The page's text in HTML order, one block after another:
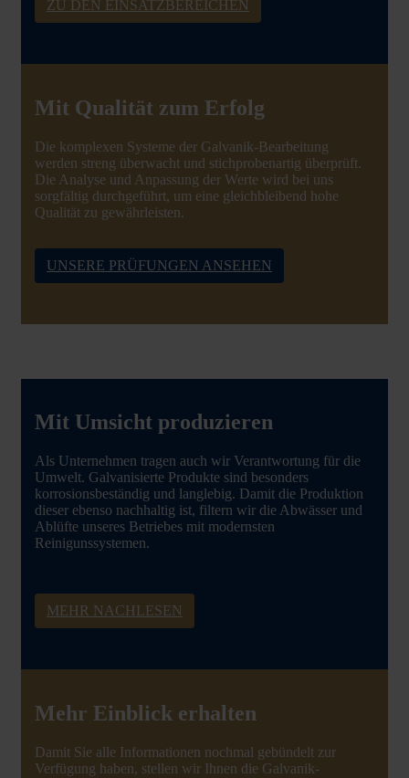
ZU DEN EINSATZBEREICHEN
Mit Qualität zum Erfolg
Die komplexen Systeme der Galvanik-Bearbeitung
werden streng überwacht und stichprobenartig überprüft.
Die Analyse und Anpassung der Werte wird bei uns
sorgfältig durchgeführt, um eine gleichbleibend hohe
Qualität zu gewährleisten.
UNSERE PRÜFUNGEN ANSEHEN
Mit Umsicht produzieren
Als Unternehmen tragen auch wir Verantwortung für die
Umwelt. Galvanisierte Produkte sind besonders
korrosionsbeständig und langlebig. Damit die Produktion
dieser ebenso nachhaltig ist, filtern wir die Abwässer und
Ablüfte unseres Betriebes mit modernsten
Reinigunssystemen.
MEHR NACHLESEN
Mehr Einblick erhalten
Damit Sie alle Informationen nochmal gebündelt zur
Verfügung haben, stellen wir Ihnen die Galvanik-